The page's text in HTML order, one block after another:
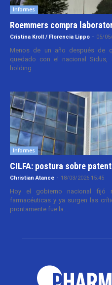
Informes
Roemmers compra
Cristina Kroll / Florencia Lippo - 05/
Menos de un año después de
quedado con el nacional
holding....
Informes
CILFA: postura sobre
Christian Atance - 18/03/2026 15:45
Hoy el gobierno nacional fijó
farmacéuticas y ya surgen las
prontamente fue la...